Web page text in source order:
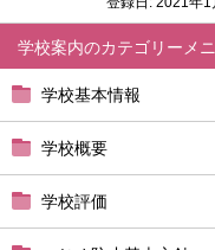
学校案内
学校基本情報
学校概要
学校評価